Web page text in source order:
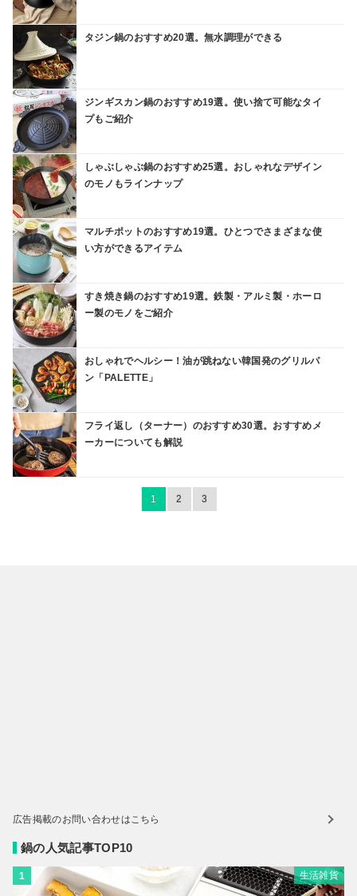
タジン鍋のおすすめ20選。無水調理ができる
ジンギスカン鍋のおすすめ19選。使い捨て可能なタイ
プもご紹介
しゃぶしゃぶ鍋のおすすめ25選。おしゃれなデザイン
のモノもラインナップ
マルチポットのおすすめ19選。ひとつでさまざまな使
い方ができるアイテム
すき焼き鍋のおすすめ19選。鉄製・アルミ製・ホーロ
ー製のモノをご紹介
おしゃれでヘルシー！油が跳ねない韓国発のグリルパ
ン「PALETTE」
フライ返し（ターナー）のおすすめ30選。おすすめメ
ーカーについても解説
1 2 3
広告掲載のお問い合わせはこちら
鍋の人気記事TOP10
1 生活雑貨